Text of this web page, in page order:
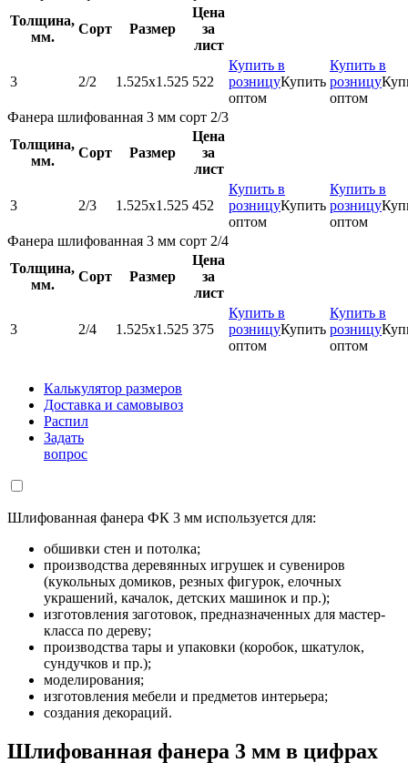
Толщина,
мм.
Сорт Размер
Цена
за
лист
3 2/2 1.525х1.525 522
Купить в
розницуКупить
оптом
Купить в
розницу
оптом
Фанера шлифованная 3 мм сорт 2/3
Толщина,
мм.
Сорт Размер
Цена
за
лист
3 2/3 1.525х1.525 452
Купить в
розницуКупить
оптом
Купить в
розницу
оптом
Фанера шлифованная 3 мм сорт 2/4
Толщина,
мм.
Сорт Размер
Цена
за
лист
3 2/4 1.525х1.525 375
Купить в
розницуКупить
оптом
Купить в
розницу
оптом
Калькулятор размеров
Доставка и самовывоз
Распил
Задать
вопрос
Шлифованная фанера ФК 3 мм используется для:
обшивки стен и потолка;
производства деревянных игрушек и сувениров
(кукольных домиков, резных фигурок, елочных
украшений, качалок, детских машинок и пр.);
изготовления заготовок, предназначенных для мастер-
класса по дереву;
производства тары и упаковки (коробок, шкатулок,
сундучков и пр.);
моделирования;
изготовления мебели и предметов интерьера;
создания декораций.
Шлифованная фанера 3 мм в цифрах